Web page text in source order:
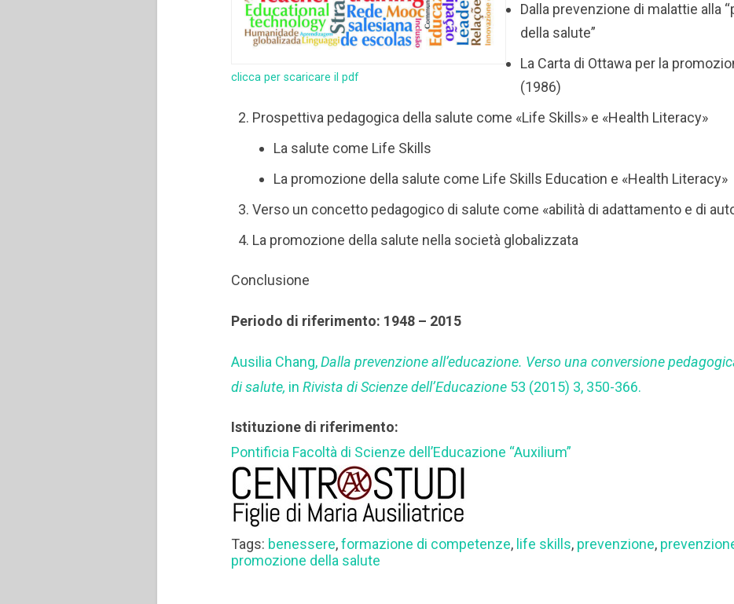
clicca per scaricare il pdf
Dalla prevenzione di malattie alla
della salute”
La Carta di Ottawa per la
(1986)
Prospettiva pedagogica della salute come «Life Skills» e «Health Literacy»
La salute come Life Skills
La promozione della salute come Life Skills Education e «Health Literacy»
Verso un concetto pedagogico di salute come «abilità di adattamento e di
La promozione della salute nella società globalizzata
Conclusione
Periodo di riferimento: 1948 – 2015
Ausilia Chang,Dalla prevenzione all’educazione. Verso una conversione
di salute, inRivista di Scienze dell’Educazione 53 (2015) 3, 350-366.
Istituzione di riferimento:
Pontificia Facoltà di Scienze dell’Educazione “Auxilium”
Tags: benessere,formazione di competenze, life skills, prevenzione,
promozione della salute